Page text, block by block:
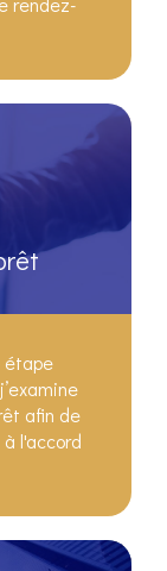
étape
afin de
l'accord